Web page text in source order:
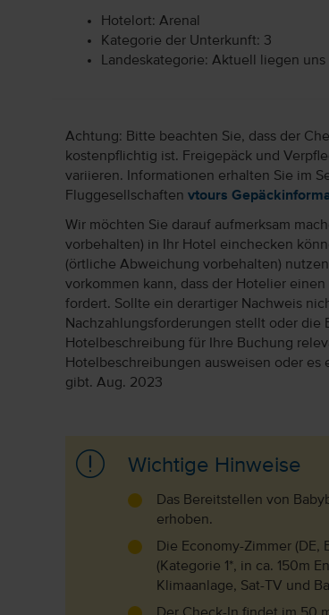
Hotelort: Arenal
Kategorie der Unterkunft: 3
Landeskategorie: Aktuell liegen
Achtung: Bitte beachten Sie, dass der
kostenpflichtig ist. Freigepäck und
variieren. Informationen erhalten Sie im
Fluggesellschaften vtours
Wir möchten Sie darauf aufmerksam
vorbehalten) in Ihr Hotel einchecken
(örtliche Abweichung vorbehalten)
vorkommen kann, dass der Hotelier
fordert. Sollte ein derartiger Nachweis
Nachzahlungsforderungen stellt oder
Hotelbeschreibung für Ihre Buchung
Hotelbeschreibungen ausweisen oder
gibt. Aug. 2023
Wichtige Hinweise
Das Bereitstellen von
erhoben.
Die Economy-Zimmer (DE,
(Kategorie 1*, in ca. 150m
Klimaanlage, Sat-TV und